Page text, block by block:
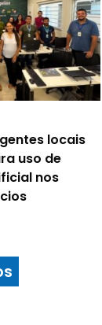
locais
uso de
nos